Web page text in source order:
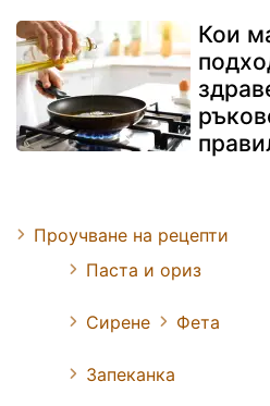
Кои
Проучване на рецепти
Паста и ориз
Сирене Фета
Запеканка